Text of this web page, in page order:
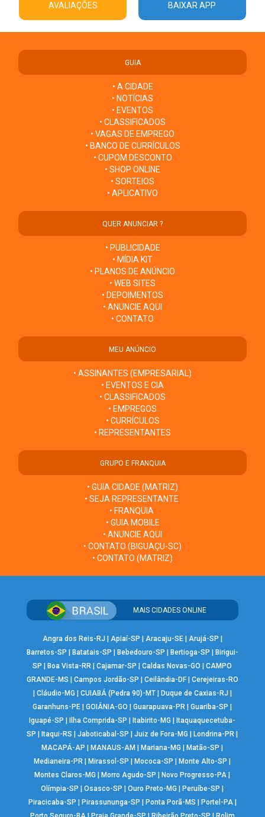
AVALIAÇÕES BAIXAR APP
GUIA
• A CIDADE
• NOTÍCIAS
• EVENTOS
• CLASSIFICADOS
• VAGAS DE EMPREGO
• BANCO DE CURRÍCULOS
• CUPOM DESCONTO
• SHOP ONLINE
• SORTEIOS
• APLICATIVO
QUER ANUNCIAR ?
• PUBLICIDADE
• MÍDIA KIT
• PLANOS DE ANÚNCIO
• WEB SITES
• DEPOIMENTOS
• ANUNCIE AQUI
• CONTATO
MEU ANÚNCIO
• ASSINANTES (EMPRESARIAL)
• EVENTOS E CIA
• CLASSIFICADOS
• EMPREGOS
• CURRÍCULOS
• REPRESENTANTES
GRUPO E FRANQUIA
• GUIA CIDADE (MATRIZ)
• SEJA REPRESENTANTE
• FRANQUIA
• GUIA MOBILE
• ANUNCIE AQUI
• CONTATO (BIGUAÇU-SC)
• CONTATO (MATRIZ)
MAIS CIDADES ONLINE
Angra dos Reis-RJ Apiaí-SP Aracaju-SE| Arujá-SP
Barretos-SP
Batatais-SP Bebedouro-SP Bertioga-SP
Birigui-
SP
Boa Vista-RR |Cajamar-SP |Caldas Novas-GO |CAMPO
GRANDE-MS
Campos Jordão-SP Ceilândia-DF| Cerejeiras-RO
Cláudio-MG CUIABÁ (Pedra 90)-MT| Duque de Caxias-RJ
Garanhuns-PE |GOIÂNIA-GO |Guarapuava-PR |Guariba-SP
Iguapé-SP
Ilha Comprida-SP Itabirito-MG
Itaquaquecetuba-
SP
Itaqui-RS |Jaboticabal-SP |Juiz de Fora-MG Londrina-PR
MACAPÁ-AP
MANAUS-AM Mariana-MG Matão-SP
Medianeira-PR
Mirassol-SP Mococa-SP Monte Alto-SP
Montes Claros-MG
Morro Agudo-SP Novo Progresso-PA
Olímpia-SP
|Osasco-SP |Ouro Preto-MG Peruíbe-SP
Piracicaba-SP
Pirassununga-SP Ponta Porã-MS Portel-PA|